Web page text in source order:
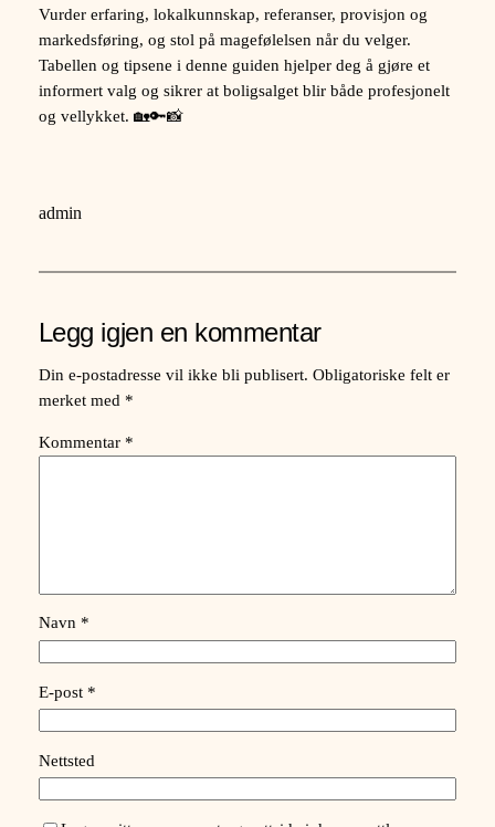
Vurder erfaring, lokalkunnskap, referanser, provisjon og
markedsføring, og stol på magefølelsen når du velger.
Tabellen og tipsene i denne guiden hjelper deg å gjøre et
informert valg og sikrer at boligsalget blir både profesjonelt
og vellykket. 🏡🔑📸
admin
Legg igjen en kommentar
Din e-postadresse vil ikke bli publisert. Obligatoriske felt er
merket med *
Kommentar *
Navn *
E-post *
Nettsted